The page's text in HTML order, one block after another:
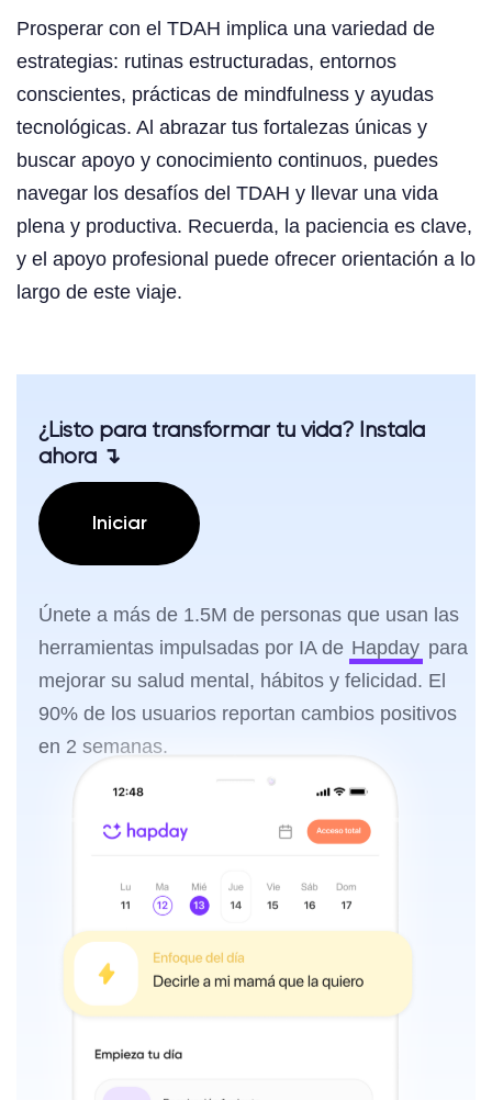
Prosperar con el TDAH implica una variedad de
estrategias: rutinas estructuradas, entornos
conscientes, prácticas de mindfulness y ayudas
tecnológicas. Al abrazar tus fortalezas únicas y
buscar apoyo y conocimiento continuos, puedes
navegar los desafíos del TDAH y llevar una vida
plena y productiva. Recuerda, la paciencia es clave,
y el apoyo profesional puede ofrecer orientación a lo
largo de este viaje.
¿Listo para transformar tu vida? Instala
ahora ↴
Iniciar
Únete a más de 1.5M de personas que usan las
herramientas impulsadas por IA de Hapday para
mejorar su salud mental, hábitos y felicidad. El
90% de los usuarios reportan cambios positivos
en 2 semanas.